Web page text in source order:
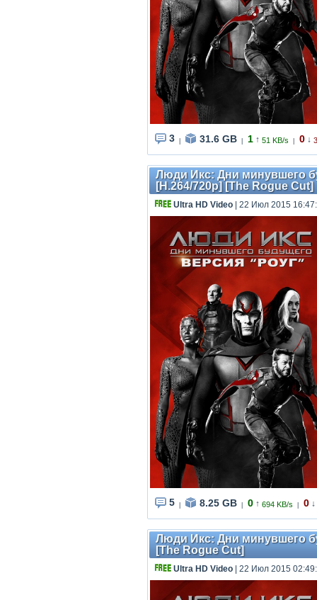
3 31.6 GB 1 ↑ 51 KB/s 0 ↓
Люди Икс: Дни минувшего
[H.264/720p] [The Rogue Cut]
Ultra HD Video | 22 Июл 2015
5 8.25 GB 0 ↑ 694 KB/s 0 ↓
Люди Икс: Дни минувшего
[The Rogue Cut]
Ultra HD Video | 22 Июл 2015